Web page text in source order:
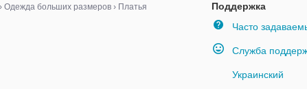
Поддержка
Часто
Служба
Украинский
› Одежда больших размеров › Платья